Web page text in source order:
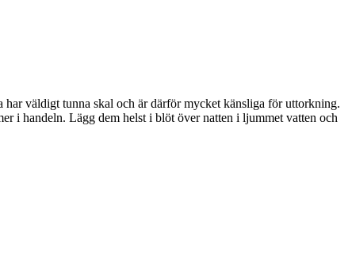
väldigt tunna skal och är därför mycket känsliga för uttorkning.
i handeln. Lägg dem helst i blöt över natten i ljummet vatten och